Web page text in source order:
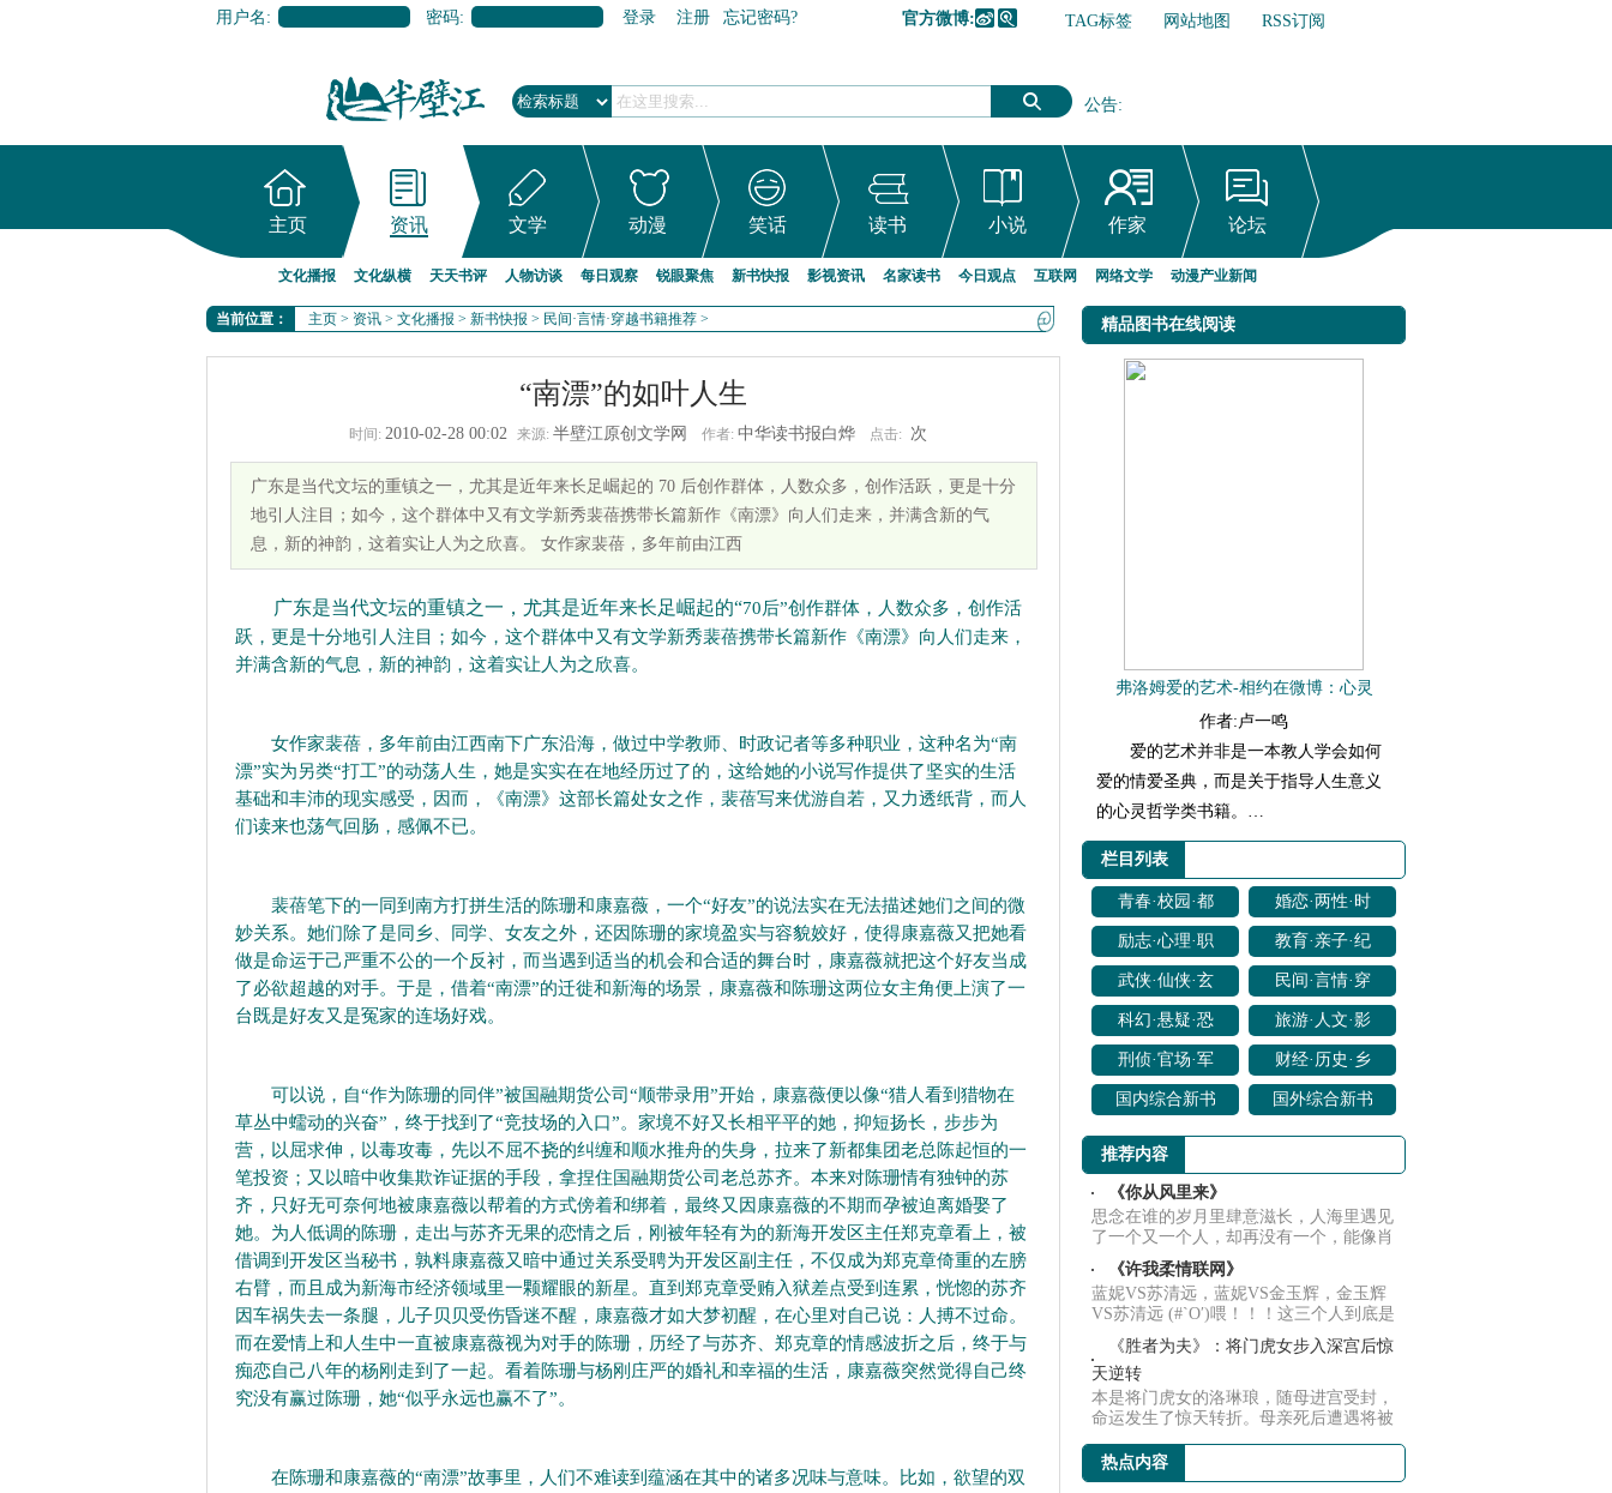
用户名: 密码: 登录 注册 忘记密码? 官方微博: TAG标签 网站地图
RSS订阅
公告:
网络文学行业自律倡议书
主页 资讯 文学 动漫 笑话 读书 小说 作家 论坛
文化播报 文化纵横 天天书评 人物访谈 每日观察 锐眼聚焦 新书快报 影视资讯 名家读书 今日观点 互联网 网络文学 动漫产业新闻
当前位置： 主页 > 资讯 > 文化播报 > 新书快报 > 民间·言情·穿越书籍推荐 >
“南漂”的如叶人生
时间: 2010-02-28 00:02 来源: 半壁江原创文学网 作者: 中华读书报白烨 点击: 次
广东是当代文坛的重镇之一，尤其是近年来长足崛起的 70 后创作群体，人数众多，创作活跃，更是十分
地引人注目；如今，这个群体中又有文学新秀裴蓓携带长篇新作《南漂》向人们走来，并满含新的气
息，新的神韵，这着实让人为之欣喜。 女作家裴蓓，多年前由江西
广东是当代文坛的重镇之一，尤其是近年来长足崛起的“70后”创作群体，人数众多，创作活
跃，更是十分地引人注目；如今，这个群体中又有文学新秀裴蓓携带长篇新作《南漂》向人们走来，
并满含新的气息，新的神韵，这着实让人为之欣喜。
女作家裴蓓，多年前由江西南下广东沿海，做过中学教师、时政记者等多种职业，这种名为“南
漂”实为另类“打工”的动荡人生，她是实实在在地经历过了的，这给她的小说写作提供了坚实的生活
基础和丰沛的现实感受，因而，《南漂》这部长篇处女之作，裴蓓写来优游自若，又力透纸背，而人
们读来也荡气回肠，感佩不已。
裴蓓笔下的一同到南方打拼生活的陈珊和康嘉薇，一个“好友”的说法实在无法描述她们之间的微
妙关系。她们除了是同乡、同学、女友之外，还因陈珊的家境盈实与容貌姣好，使得康嘉薇又把她看
做是命运于己严重不公的一个反衬，而当遇到适当的机会和合适的舞台时，康嘉薇就把这个好友当成
了必欲超越的对手。于是，借着“南漂”的迁徙和新海的场景，康嘉薇和陈珊这两位女主角便上演了一
台既是好友又是冤家的连场好戏。
可以说，自“作为陈珊的同伴”被国融期货公司“顺带录用”开始，康嘉薇便以像“猎人看到猎物在
草丛中蠕动的兴奋”，终于找到了“竞技场的入口”。家境不好又长相平平的她，抑短扬长，步步为
营，以屈求伸，以毒攻毒，先以不屈不挠的纠缠和顺水推舟的失身，拉来了新都集团老总陈起恒的一
笔投资；又以暗中收集欺诈证据的手段，拿捏住国融期货公司老总苏齐。本来对陈珊情有独钟的苏
齐，只好无可奈何地被康嘉薇以帮着的方式傍着和绑着，最终又因康嘉薇的不期而孕被迫离婚娶了
她。为人低调的陈珊，走出与苏齐无果的恋情之后，刚被年轻有为的新海开发区主任郑克章看上，被
借调到开发区当秘书，孰料康嘉薇又暗中通过关系受聘为开发区副主任，不仅成为郑克章倚重的左膀
右臂，而且成为新海市经济领域里一颗耀眼的新星。直到郑克章受贿入狱差点受到连累，恍惚的苏齐
因车祸失去一条腿，儿子贝贝受伤昏迷不醒，康嘉薇才如大梦初醒，在心里对自己说：人搏不过命。
而在爱情上和人生中一直被康嘉薇视为对手的陈珊，历经了与苏齐、郑克章的情感波折之后，终于与
痴恋自己八年的杨刚走到了一起。看着陈珊与杨刚庄严的婚礼和幸福的生活，康嘉薇突然觉得自己终
究没有赢过陈珊，她“似乎永远也赢不了”。
在陈珊和康嘉薇的“南漂”故事里，人们不难读到蕴涵在其中的诸多况味与意味。比如，欲望的双
精品图书在线阅读
弗洛姆爱的艺术-相约在微博：心灵
作者:卢一鸣
爱的艺术并非是一本教人学会如何
爱的情爱圣典，而是关于指导人生意义
的心灵哲学类书籍。…
栏目列表
青春·校园·都
市书籍推荐
婚恋·两性·时
尚书籍推荐
励志·心理·职
场书籍推荐
教育·亲子·纪
实书籍推荐
武侠·仙侠·玄
幻书籍推荐
民间·言情·穿
越书籍推荐
科幻·悬疑·恐
怖书籍推荐
旅游·人文·影
视书籍推荐
刑侦·官场·军
事书籍推荐
财经·历史·乡
土书籍推荐
国内综合新书
国外综合新书
推荐内容
《你从风里来》
思念在谁的岁月里肆意滋长，人海里遇见
了一个又一个人，却再没有一个，能像肖
则慕一样...
《许我柔情联网》
蓝妮VS苏清远，蓝妮VS金玉辉，金玉辉
VS苏清远 (#`O′)喂！！！这三个人到底是
什么关...
《胜者为夫》：将门虎女步入深宫后惊
天逆转
本是将门虎女的洛琳琅，随母进宫受封，
命运发生了惊天转折。母亲死后遭遇将被
热点内容